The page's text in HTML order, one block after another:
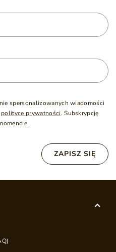
spersonalizowanych wiadomości
polityce prywatności. Subskrypcję
ZAPISZ SIĘ